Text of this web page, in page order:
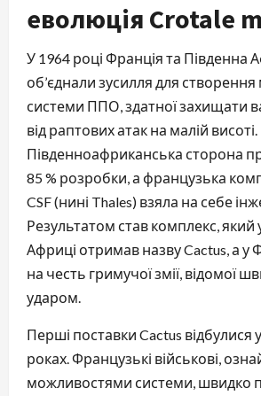
еволюція Crotale
У 1964 році Франція та Південна
об’єднали зусилля для створення
системи ППО, здатної захищати
від раптових атак на малій висоті.
Південноафриканська сторона
85 % розробки, а французька
CSF (нині Thales) взяла на себе
Результатом став комплекс, який
Африці отримав назву Cactus, а у
на честь гримучої змії, відомої
ударом.
Перші поставки Cactus відбулися
роках. Французькі військові,
можливостями системи, швидко